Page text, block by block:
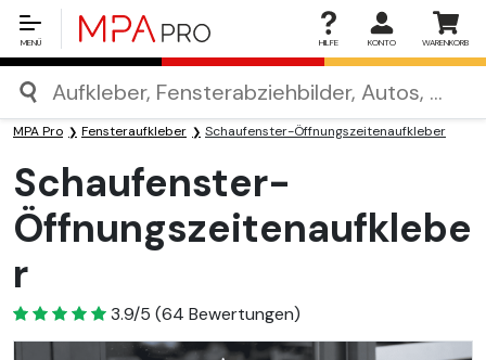
MENÜ HILFE KONTO WARENKORB
MPA Pro Fensteraufkleber Schaufenster-Öffnungszeitenaufkleber
Schaufenster-
Öffnungszeitenaufklebe
r
3.9
3.9/5 (64 Bewertungen)